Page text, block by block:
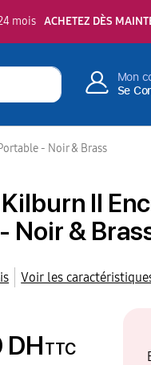
mois ACHETEZ DÈS
Mon
Se
- Noir & Brass
II
Noir &
Voir les
TTC